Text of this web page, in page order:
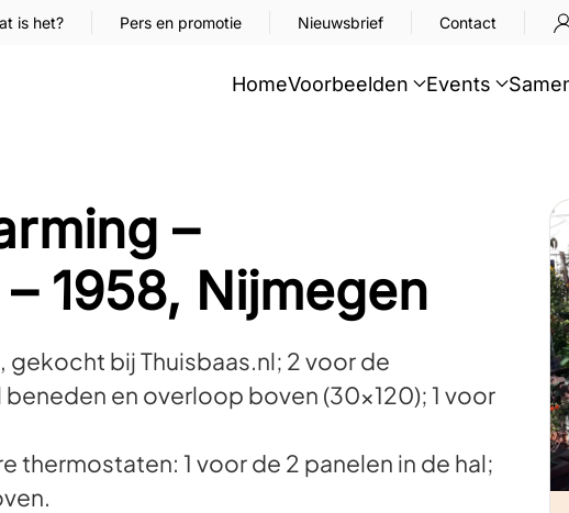
is het? Pers en promotie Nieuwsbrief Contact
HomeVoorbeelden Events
–
1958, Nijmegen
gekocht bij Thuisbaas.nl; 2 voor de
en overloop boven (30×120); 1 voor
thermostaten: 1 voor de 2 panelen in de hal;